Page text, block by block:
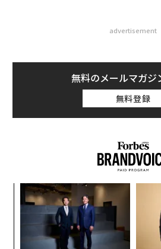
advertisement
無料のメールマガジ
無料登録